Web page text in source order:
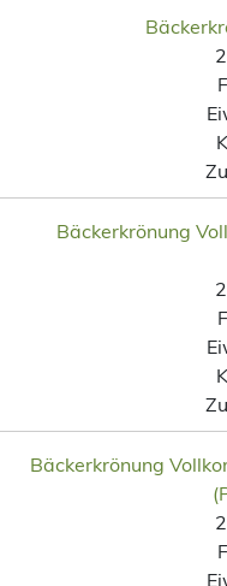
Bäckerkrönung
Bäckerkrönung